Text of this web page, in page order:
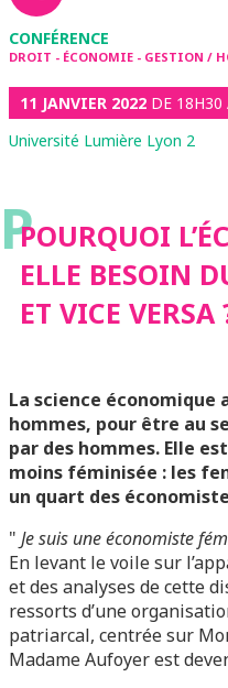
CONFÉRENCE
DROIT - ÉCONOMIE - GESTION /
11 JANVIER 2022 DE 18H30
Université Lumière Lyon 2
PPOURQUOI
ELLE BESOIN
ET VICE VERSA
La science économique
hommes, pour être au
par des hommes. Elle
moins féminisée : les
un quart des
Je suis une économiste
En levant le voile sur
et des analyses de cette
ressorts d’une
patriarcal, centrée sur
Madame Aufoyer est